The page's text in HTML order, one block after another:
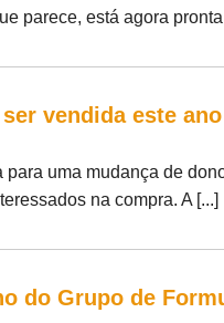
parece, está agora
vendida este ano
uma mudança de
na compra. A [...]
do Grupo de